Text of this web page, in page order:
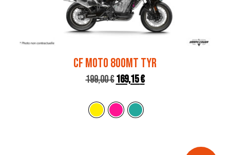
CF MOTO 800MT TYR
199,00€169,15€